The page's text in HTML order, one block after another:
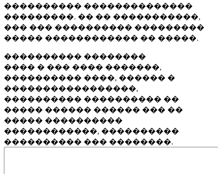
���������� ��������������
���������. �� �� �����������,
��� ��� ���������� ���������
����� ������������ �� �����.
���������� ��������
���� � ��� ���� �������,
���������� ����, ������ �
�����������������,
���������� ���������� ��
����� ������ ������ ��� ��
����� ����������
������������, ����������
���������� ��� ��������.